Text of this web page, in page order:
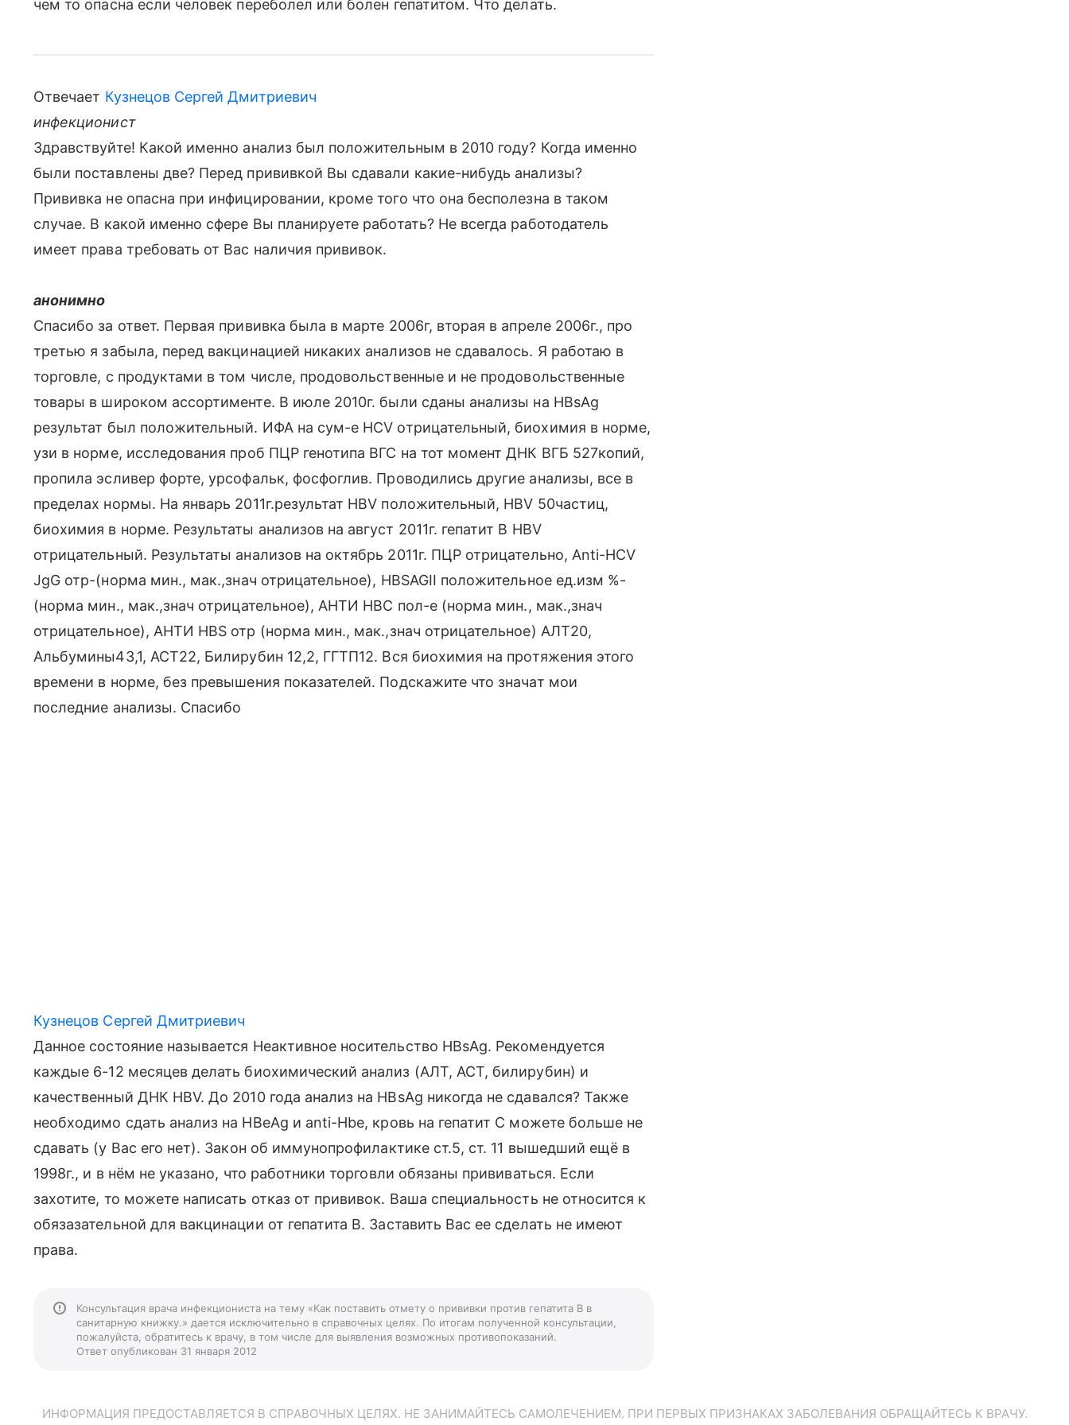
чем то опасна если человек переболел или болен гепатитом. Что делать.
Отвечает Кузнецов Сергей Дмитриевич
инфекционист
Здравствуйте! Какой именно анализ был положительным в 2010 году? Когда именно
были поставлены две? Перед прививкой Вы сдавали какие-нибудь анализы?
Прививка не опасна при инфицировании, кроме того что она бесполезна в таком
случае. В какой именно сфере Вы планируете работать? Не всегда работодатель
имеет права требовать от Вас наличия прививок.
анонимно
Спасибо за ответ. Первая прививка была в марте 2006г, вторая в апреле 2006г., про
третью я забыла, перед вакцинацией никаких анализов не сдавалось. Я работаю в
торговле, с продуктами в том числе, продовольственные и не продовольственные
товары в широком ассортименте. В июле 2010г. были сданы анализы на HBsAg
результат был положительный. ИФА на сум-е НСV отрицательный, биохимия в норме,
узи в норме, исследования проб ПЦР генотипа ВГС на тот момент ДНК ВГБ 527копий,
пропила эсливер форте, урсофальк, фосфоглив. Проводились другие анализы, все в
пределах нормы. На январь 2011г.результат HBV положительный, HBV 50частиц,
биохимия в норме. Результаты анализов на август 2011г. гепатит В HBV
отрицательный. Результаты анализов на октябрь 2011г. ПЦР отрицательно, Anti-HCV
JgG отр-(норма мин., мак.,знач отрицательное), HBSAGII положительное ед.изм %-
(норма мин., мак.,знач отрицательное), АНТИ HBC пол-е (норма мин., мак.,знач
отрицательное), АНТИ НВS отр (норма мин., мак.,знач отрицательное) АЛТ20,
Альбумины43,1, АСТ22, Билирубин 12,2, ГГТП12. Вся биохимия на протяжения этого
времени в норме, без превышения показателей. Подскажите что значат мои
последние анализы. Спасибо
Кузнецов Сергей Дмитриевич
Данное состояние называется Неактивное носительство HBsAg. Рекомендуется
каждые 6-12 месяцев делать биохимический анализ (АЛТ, АСТ, билирубин) и
качественный ДНК HBV. До 2010 года анализ на HBsAg никогда не сдавался? Также
необходимо сдать анализ на HBeAg и anti-Hbe, кровь на гепатит С можете больше не
сдавать (у Вас его нет). Закон об иммунопрофилактике ст.5, ст. 11 вышедший ещё в
1998г., и в нём не указано, что работники торговли обязаны прививаться. Если
захотите, то можете написать отказ от прививок. Ваша специальность не относится к
обязазательной для вакцинации от гепатита В. Заставить Вас ее сделать не имеют
права.
Консультация врача инфекциониста на тему «Как поставить отмету о прививки против гепатита В в
санитарную книжку.» дается исключительно в справочных целях. По итогам полученной консультации,
пожалуйста, обратитесь к врачу, в том числе для выявления возможных противопоказаний.
Ответ опубликован 31 января 2012
ИНФОРМАЦИЯ ПРЕДОСТАВЛЯЕТСЯ В СПРАВОЧНЫХ ЦЕЛЯХ. НЕ ЗАНИМАЙТЕСЬ САМОЛЕЧЕНИЕМ. ПРИ ПЕРВЫХ ПРИЗНАКАХ ЗАБОЛЕВАНИЯ ОБРАЩАЙТЕСЬ К ВРАЧУ.